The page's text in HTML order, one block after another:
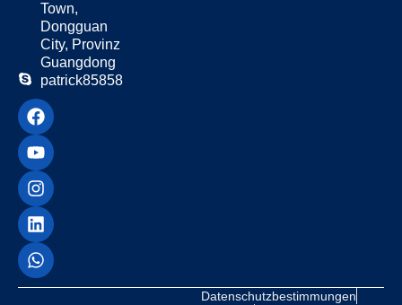
Town,
Dongguan
City, Provinz
Guangdong
patrick85858
Datenschutzbestimmungen